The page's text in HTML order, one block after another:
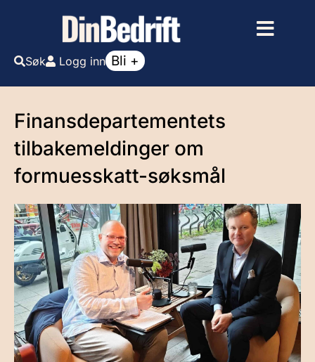
Søk Logg inn Bli +
Finansdepartementets
tilbakemeldinger om
formuesskatt-søksmål